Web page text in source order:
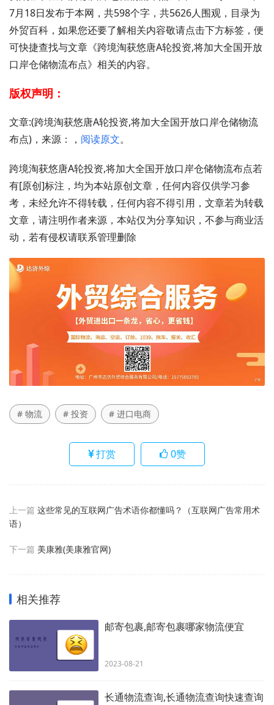
7月18日发布于本网，共598个字，共5626人围观，目录为
外贸百科，如果您还要了解相关内容敬请点击下方标签，便
可快捷查找与文章《跨境淘获悠唐A轮投资,将加大全国开放
口岸仓储物流布点》相关的内容。
版权声明：
文章:(跨境淘获悠唐A轮投资,将加大全国开放口岸仓储物流
布点)，来源：， 阅读原文。
跨境淘获悠唐A轮投资,将加大全国开放口岸仓储物流布点若
有[原创]标注，均为本站原创文章，任何内容仅供学习参
考，未经允许不得转载，任何内容不得引用，文章若为转载
文章，请注明作者来源，本站仅为分享知识，不参与商业活
动，若有侵权请联系管理删除
# 物流 # 投资 # 进口电商
打赏 0赞
上一篇 这些常见的互联网广告术语你都懂吗？（互联网广告常用术
语）
下一篇 美康雅(美康雅官网)
相关推荐
邮寄包裹,邮寄包裹哪家物流便宜
2023-08-21
长通物流查询,长通物流查询快速查询